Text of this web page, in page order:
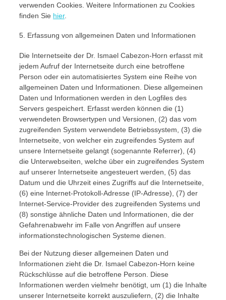
verwenden Cookies. Weitere Informationen zu Cookies
finden Sie hier.
5. Erfassung von allgemeinen Daten und Informationen
Die Internetseite der Dr. Ismael Cabezon-Horn erfasst mit
jedem Aufruf der Internetseite durch eine betroffene
Person oder ein automatisiertes System eine Reihe von
allgemeinen Daten und Informationen. Diese allgemeinen
Daten und Informationen werden in den Logfiles des
Servers gespeichert. Erfasst werden können die (1)
verwendeten Browsertypen und Versionen, (2) das vom
zugreifenden System verwendete Betriebssystem, (3) die
Internetseite, von welcher ein zugreifendes System auf
unsere Internetseite gelangt (sogenannte Referrer), (4)
die Unterwebseiten, welche über ein zugreifendes System
auf unserer Internetseite angesteuert werden, (5) das
Datum und die Uhrzeit eines Zugriffs auf die Internetseite,
(6) eine Internet-Protokoll-Adresse (IP-Adresse), (7) der
Internet-Service-Provider des zugreifenden Systems und
(8) sonstige ähnliche Daten und Informationen, die der
Gefahrenabwehr im Falle von Angriffen auf unsere
informationstechnologischen Systeme dienen.
Bei der Nutzung dieser allgemeinen Daten und
Informationen zieht die Dr. Ismael Cabezon-Horn keine
Rückschlüsse auf die betroffene Person. Diese
Informationen werden vielmehr benötigt, um (1) die Inhalte
unserer Internetseite korrekt auszuliefern, (2) die Inhalte